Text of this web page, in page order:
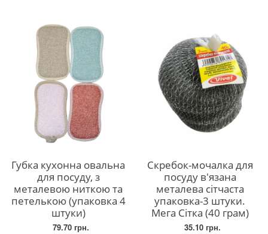
Губка кухонна овальна
для посуду, з
металевою ниткою та
петелькою (упаковка 4
штуки)
79.70 грн.
Скребок-мочалка для
посуду в'язана
металева сітчаста
упаковка-3 штуки.
Мега Сітка (40 грам)
35.10 грн.